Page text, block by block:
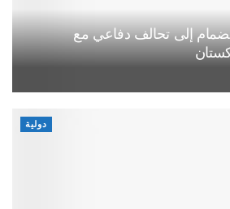
إلى تحالف دفاعي مع
دولية